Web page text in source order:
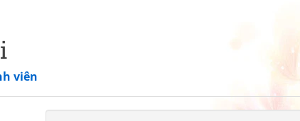
viên